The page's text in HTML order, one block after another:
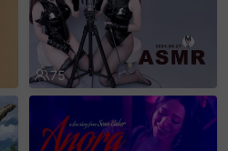
75